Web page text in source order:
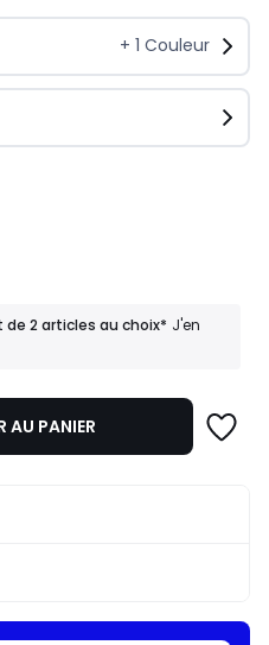
+ 1 Couleur
de 2 articles au choix* J'en
AU PANIER